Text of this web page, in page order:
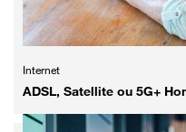
Internet
ADSL, Satellite ou 5G+